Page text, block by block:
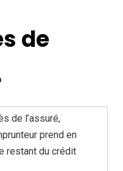
de
de l’assuré,
prend en
restant du crédit